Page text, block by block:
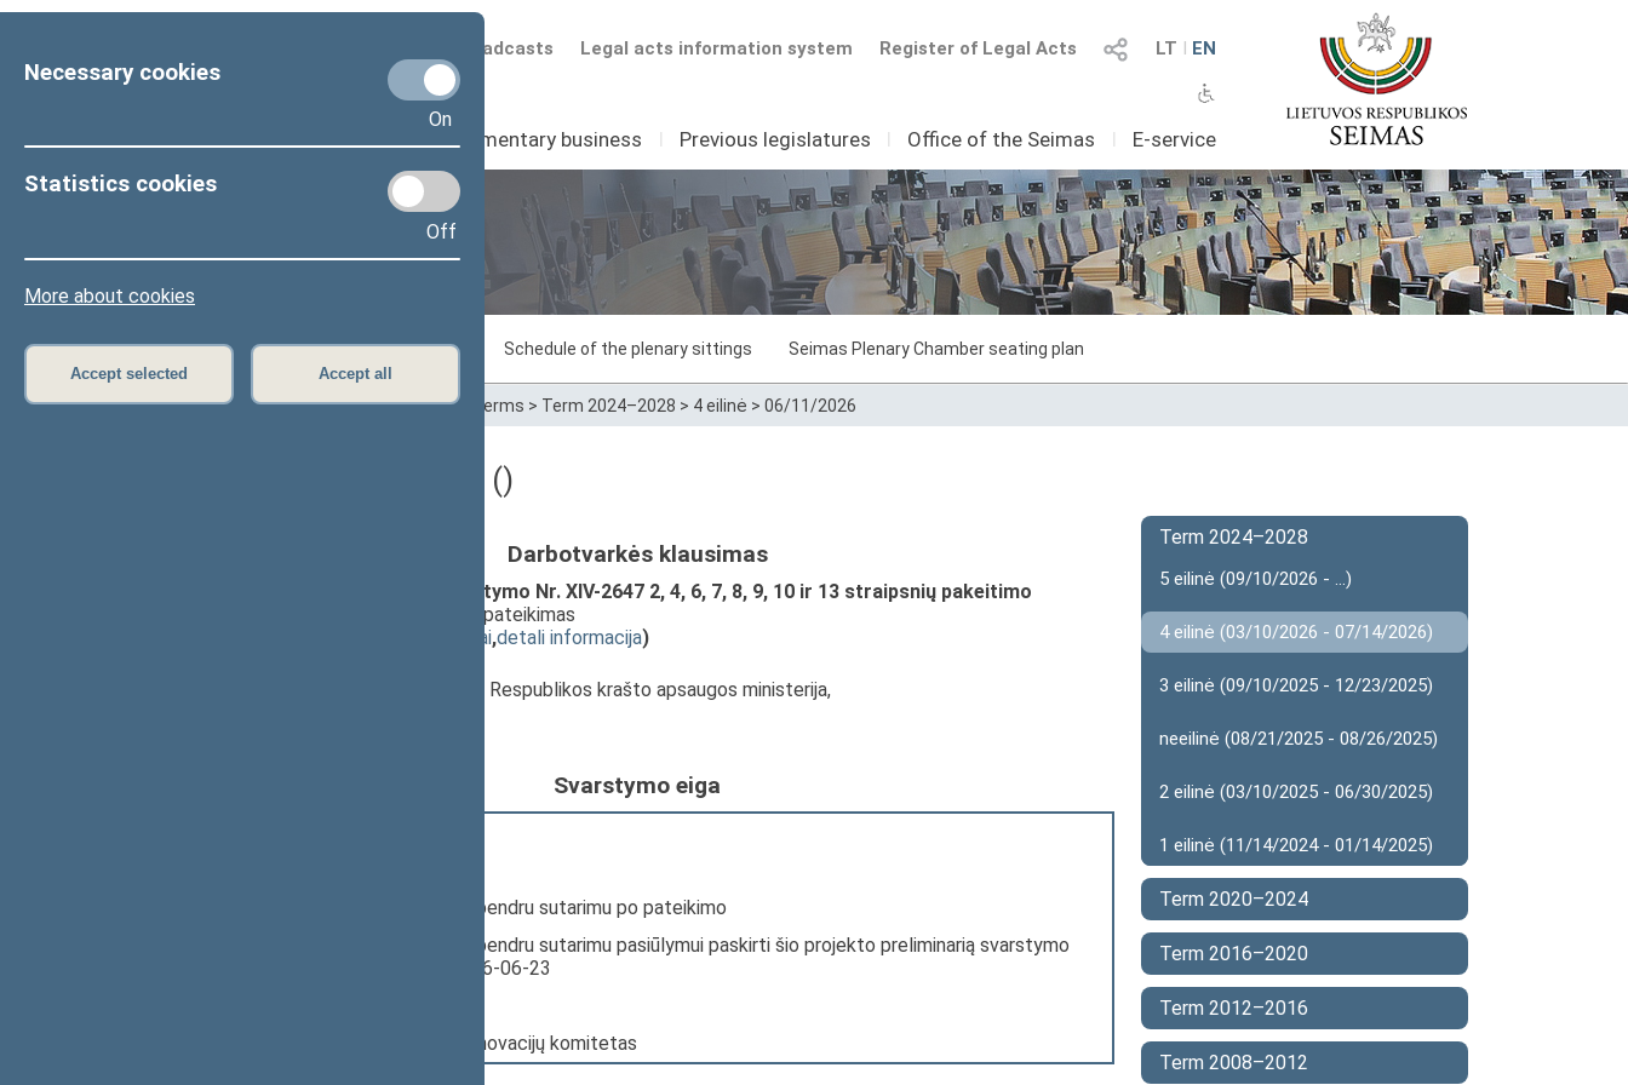
Necessary cookies
On
Statistics cookies
Off
More about cookies
Accept selected Accept all
LT I EN
Register of Legal Acts
Legal acts information system
Scheduled broadcasts
Seimas I Parliamentary business I Previous legislatures I Office of the Seimas I E-service
Sitting in progress Plenary sittings Schedule of the plenary sittings Seimas Plenary Chamber seating plan
Home>Plenary sittings>Parliamentary terms > Term 2024–2028 > 4 eilinė > 06/11/2026
Darbotvarkės klausimas ()
Darbotvarkės klausimas
Gynybos ir saugumo pramonės įstatymo Nr. XIV-2647 2, 4, 6, 7, 8, 9, 10 ir 13 straipsnių pakeitimo
; pateikimas
susiję dokumentai,detali informacija)
, Ministras, Lietuvos Respublikos krašto apsaugos ministerija,
Svarstymo eiga
Įvyko balsavimas. Pritarta bendru sutarimu po pateikimo
Įvyko balsavimas. Pritarta bendru sutarimu pasiūlymui paskirti šio projekto preliminarią svarstymo
Seimo posėdyje datą - 2026-06-23
Pagrindinis: Ekonomikos ir inovacijų komitetas
Term 2024–2028
5 eilinė (09/10/2026 - ...)
4 eilinė (03/10/2026 - 07/14/2026)
3 eilinė (09/10/2025 - 12/23/2025)
neeilinė (08/21/2025 - 08/26/2025)
2 eilinė (03/10/2025 - 06/30/2025)
1 eilinė (11/14/2024 - 01/14/2025)
Term 2020–2024
Term 2016–2020
Term 2012–2016
Term 2008–2012